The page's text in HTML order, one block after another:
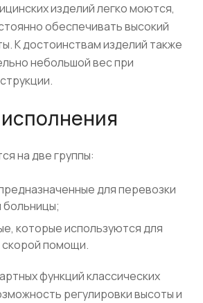
изделий легко моются,
обеспечивать высокий
К достоинствам изделий также
небольшой вес при
на две группы:
для перевозки
больницы;
которые используются для
помощи.
функций классических
регулировки высоты и